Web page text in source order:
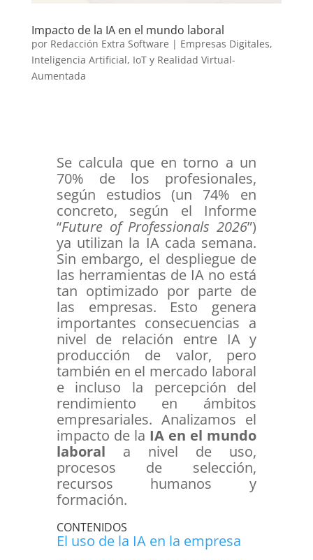
Impacto de la IA en el mundo laboral
por Redacción Extra Software | Empresas Digitales,
Inteligencia Artificial, IoT y Realidad Virtual-
Aumentada
Se calcula que en torno a un
70% de los profesionales,
según estudios (un 74% en
concreto, según el Informe
“Future of Professionals 2026”)
ya utilizan la IA cada semana.
Sin embargo, el despliegue de
las herramientas de IA no está
tan optimizado por parte de
las empresas. Esto genera
importantes consecuencias a
nivel de relación entre IA y
producción de valor, pero
también en el mercado laboral
e incluso la percepción del
rendimiento en ámbitos
empresariales. Analizamos el
impacto de la IA en el mundo
laboral a nivel de uso,
procesos de selección,
recursos humanos y
formación.
CONTENIDOS
El uso de la IA en la empresa